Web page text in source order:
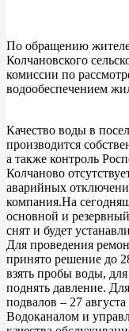
По обращению
Колчановского
комиссии по
водообеспечением
Качество воды в
производится
а также контроль
Колчаново
аварийных
компания.На
основной и
снят и будет
Для проведения
принято решение до
взять пробы воды,
поднять давление.
подвалов – 27
Водоканалом и